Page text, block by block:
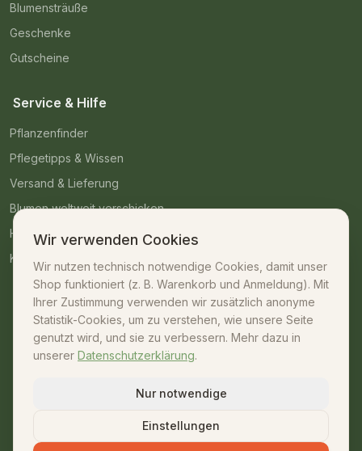
Blumensträuße
Geschenke
Gutscheine
Service & Hilfe
Pflanzenfinder
Pflegetipps & Wissen
Versand & Lieferung
Blumen weltweit verschicken
Häufige Fragen
Kontakt
Kontakt
07042 – 23009
shop@unsere-gaertnerei.de
Wir verwenden Cookies
Wir nutzen technisch notwendige Cookies, damit unser
Shop funktioniert (z. B. Warenkorb und Anmeldung). Mit
Ihrer Zustimmung verwenden wir zusätzlich anonyme
Statistik-Cookies, um zu verstehen, wie unsere Seite
genutzt wird, und sie zu verbessern. Mehr dazu in
unserer Datenschutzerklärung.
Nur notwendige
Einstellungen